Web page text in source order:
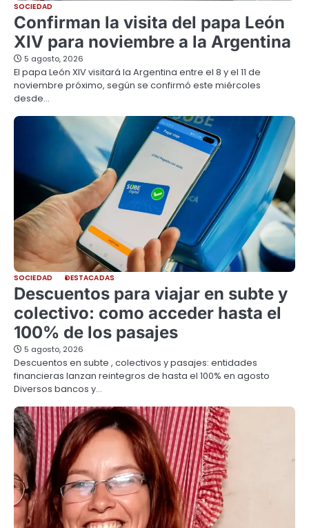
SOCIEDAD
Confirman la visita del papa León
XIV para noviembre a la Argentina
5 agosto, 2026
El papa León XIV visitará la Argentina entre el 8 y el 11 de
noviembre próximo, según se confirmó este miércoles
desde…
SOCIEDAD DESTACADAS
Descuentos para viajar en subte y
colectivo: como acceder hasta el
100% de los pasajes
5 agosto, 2026
Descuentos en subte , colectivos y pasajes: entidades
financieras lanzan reintegros de hasta el 100% en agosto
Diversos bancos y…